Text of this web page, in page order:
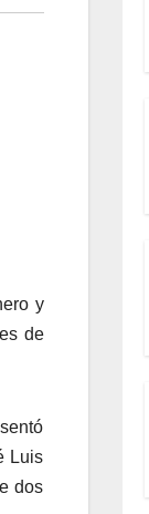
y
de
Luis
dos